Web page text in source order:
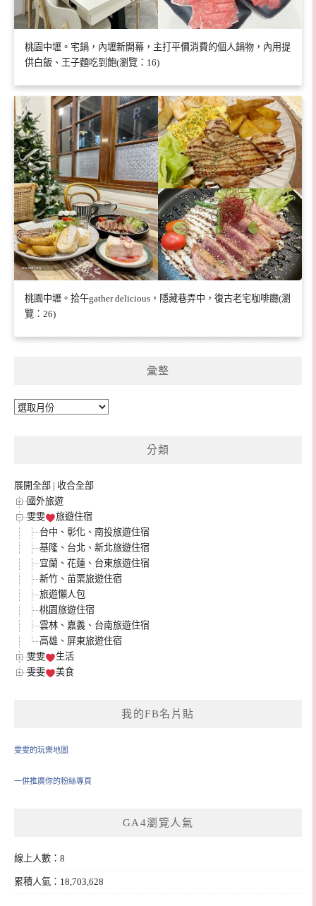
桃園中壢。宅鍋，內壢新開幕，主打平價消費的個人鍋物，內用提
供白飯、王子麵吃到飽(瀏覽：16)
桃園中壢。拾午gather delicious，隱藏巷弄中，復古老宅咖啡廳(瀏
覽：26)
彙整
彙
分類
展開全部 | 收合全部
國外旅遊
雯雯
旅遊住宿
台中、彰化、南投旅遊住宿
基隆、台北、新北旅遊住宿
宜蘭、花蓮、台東旅遊住宿
新竹、苗栗旅遊住宿
旅遊懶人包
桃園旅遊住宿
雲林、嘉義、台南旅遊住宿
高雄、屏東旅遊住宿
雯雯
生活
雯雯
美食
我的FB名片貼
雯雯的玩樂地圖
一併推廣你的粉絲專頁
GA4瀏覽人氣
線上人數：8
累積人氣：18,703,628